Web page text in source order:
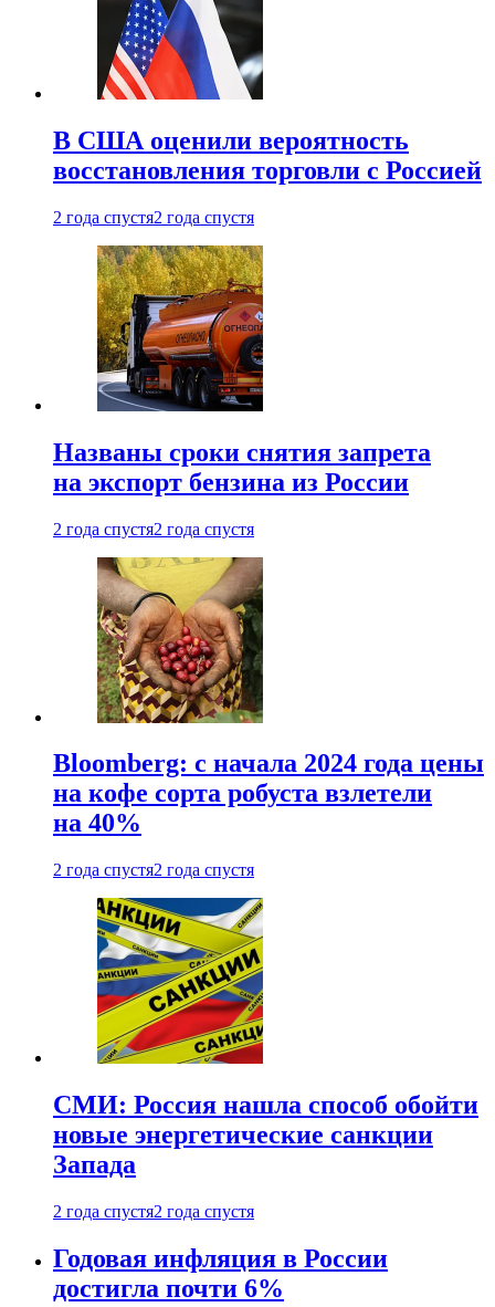
В США оценили вероятность
восстановления торговли с Россией
2 года спустя2 года спустя
Названы сроки снятия запрета
на экспорт бензина из России
2 года спустя2 года спустя
Bloomberg: с начала 2024 года цены
на кофе сорта робуста взлетели
на 40%
2 года спустя2 года спустя
СМИ: Россия нашла способ обойти
новые энергетические санкции
Запада
2 года спустя2 года спустя
Годовая инфляция в России
достигла почти 6%